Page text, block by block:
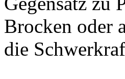
Brocken oder
die